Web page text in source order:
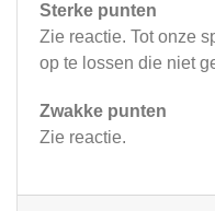
Sterke punten
Zie reactie. Tot onze
op te lossen die niet
Zwakke punten
Zie reactie.